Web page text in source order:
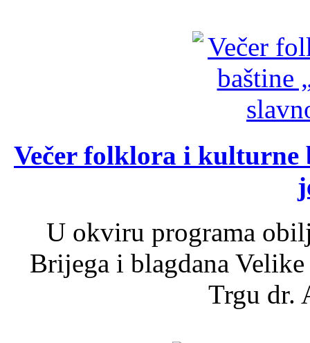
Večer folklora i kulturne
U okviru programa
Brijega i blagdana
Trgu dr.